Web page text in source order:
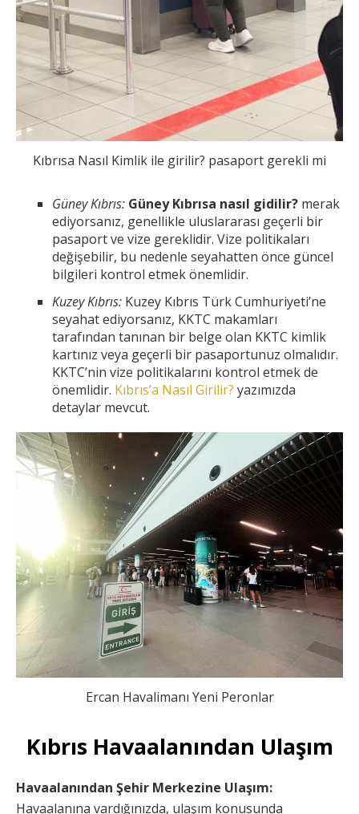
Kıbrısa Nasıl Kimlik ile girilir? pasaport gerekli mi
Güney Kıbrıs: Güney Kıbrısa nasıl gidilir? merak
ediyorsanız, genellikle uluslararası geçerli bir
pasaport ve vize gereklidir. Vize politikaları
değişebilir, bu nedenle seyahatten önce güncel
bilgileri kontrol etmek önemlidir.
Kuzey Kıbrıs: Kuzey Kıbrıs Türk Cumhuriyeti’ne
seyahat ediyorsanız, KKTC makamları
tarafından tanınan bir belge olan KKTC kimlik
kartınız veya geçerli bir pasaportunuz olmalıdır.
KKTC’nin vize politikalarını kontrol etmek de
önemlidir. Kıbrıs’a Nasıl Girilir? yazımızda
detaylar mevcut.
Ercan Havalimanı Yeni Peronlar
Kıbrıs Havaalanından Ulaşım
Havaalanından Şehir Merkezine Ulaşım:
Havaalanına vardığınızda, ulaşım konusunda